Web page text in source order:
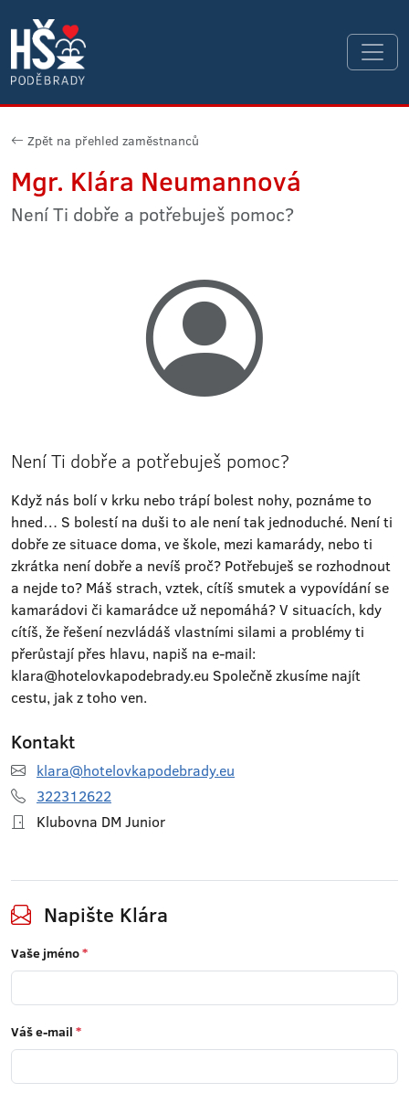
Zpět na přehled zaměstnanců
Mgr. Klára Neumannová
Není Ti dobře a potřebuješ pomoc?
Není Ti dobře a potřebuješ pomoc?
Když nás bolí v krku nebo trápí bolest nohy, poznáme to
hned… S bolestí na duši to ale není tak jednoduché. Není ti
dobře ze situace doma, ve škole, mezi kamarády, nebo ti
zkrátka není dobře a nevíš proč? Potřebuješ se rozhodnout
a nejde to? Máš strach, vztek, cítíš smutek a vypovídání se
kamarádovi či kamarádce už nepomáhá? V situacích, kdy
cítíš, že řešení nezvládáš vlastními silami a problémy ti
přerůstají přes hlavu, napiš na e-mail:
klara@hotelovkapodebrady.eu Společně zkusíme najít
cestu, jak z toho ven.
Kontakt
klara@hotelovkapodebrady.eu
322312622
Klubovna DM Junior
Napište Klára
Vaše jméno*
Váš e-mail *